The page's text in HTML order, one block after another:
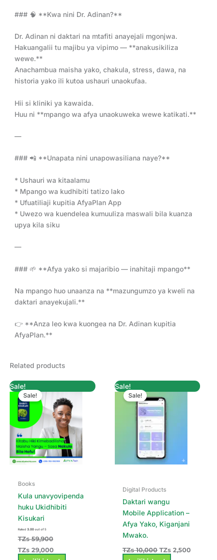
### 🧠 **Kwa nini Dr. Adinan?**
Dr. Adinan ni daktari na mtafiti anayejali mgonjwa.
Hakuangalii tu majibu ya vipimo — **anakusikiliza
wewe.**
Anachambua maisha yako, chakula, stress, dawa, na
historia yako ili kutoa ushauri unaokufaa.
Hii si kliniki ya kawaida.
Huu ni **mpango wa afya unaokuweka wewe katikati.**
—
### 📲 **Unapata nini unapowasiliana naye?**
* Ushauri wa kitaalamu
* Mpango wa kudhibiti tatizo lako
* Ufuatiliaji kupitia AfyaPlan App
* Uwezo wa kuendelea kumuuliza maswali bila kuanza
upya kila siku
—
### 🌱 **Afya yako si majaribio — inahitaji mpango**
Na mpango huo unaanza na **mazungumzo ya kweli na
daktari anayekujali.**
👉 **Anza leo kwa kuongea na Dr. Adinan kupitia
AfyaPlan.**
Related products
Sale!
Sale!
Books
Kula unavyovipenda
huku Ukidhibiti
Kisukari
Rated 3.00out of 5
TZs59,900
Original
price
was:
TZs 59,900.
TZs29,000
price
is:
TZs 29,000.
Sale!
Sale!
Digital Products
Daktari wangu
Mobile Application –
Afya Yako, Kiganjani
Mwako.
TZs10,000
price
was:
TZs 10,000.
TZs 2,500
Current
price